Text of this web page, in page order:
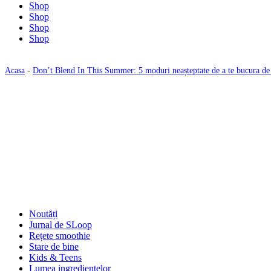
Shop
Shop
Shop
Shop
Acasa - Don’t Blend In This Summer: 5 moduri neașteptate de a te bucura
Noutăți
Jurnal de SLoop
Rețete smoothie
Stare de bine
Kids & Teens
Lumea ingredientelor